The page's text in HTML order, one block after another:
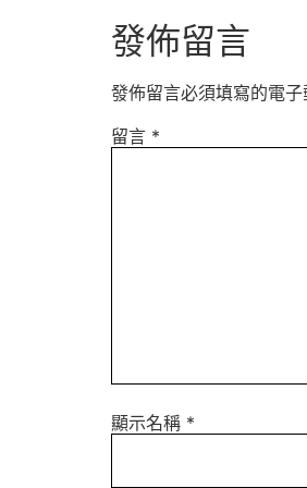
發佈留言
發佈留言必須填寫的電子
留言 *
顯示名稱 *